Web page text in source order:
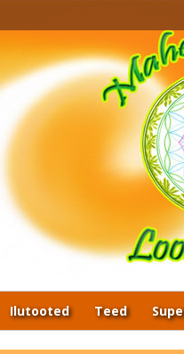
Ilutooted Teed